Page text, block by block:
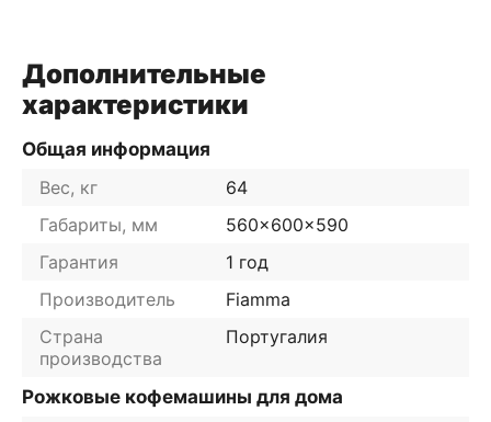
Дополнительные
характеристики
Общая информация
Вес, кг
64
Габариты, мм
560x600x590
Гарантия
1 год
Производитель
Fiamma
Страна
производства
Португалия
Рожковые кофемашины для дома